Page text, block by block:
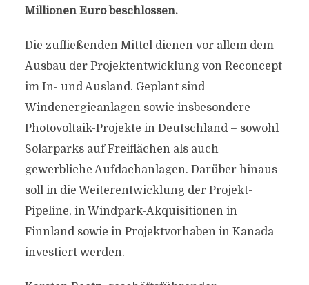
Millionen Euro beschlossen.
Die zufließenden Mittel dienen vor allem dem
Ausbau der Projektentwicklung von Reconcept
im In- und Ausland. Geplant sind
Windenergieanlagen sowie insbesondere
Photovoltaik-Projekte in Deutschland – sowohl
Solarparks auf Freiflächen als auch
gewerbliche Aufdachanlagen. Darüber hinaus
soll in die Weiterentwicklung der Projekt-
Pipeline, in Windpark-Akquisitionen in
Finnland sowie in Projektvorhaben in Kanada
investiert werden.